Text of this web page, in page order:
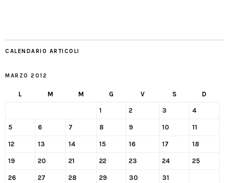
CALENDARIO ARTICOLI
MARZO 2012
L M M G V S D
1 2 3 4
5 6 7 8 9 10 11
12 13 14 15 16 17 18
19 20 21 22 23 24 25
26 27 28 29 30 31